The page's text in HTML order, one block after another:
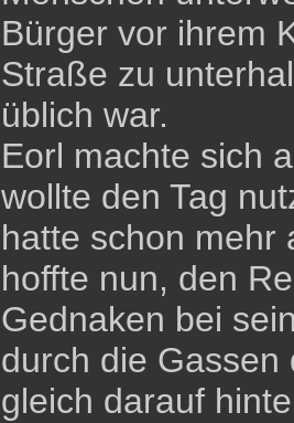
Bürger vor ihrem
Straße zu
üblich war.
Eorl machte sich
wollte den Tag
hatte schon mehr
hoffte nun, den
Gednaken bei
durch die
gleich darauf